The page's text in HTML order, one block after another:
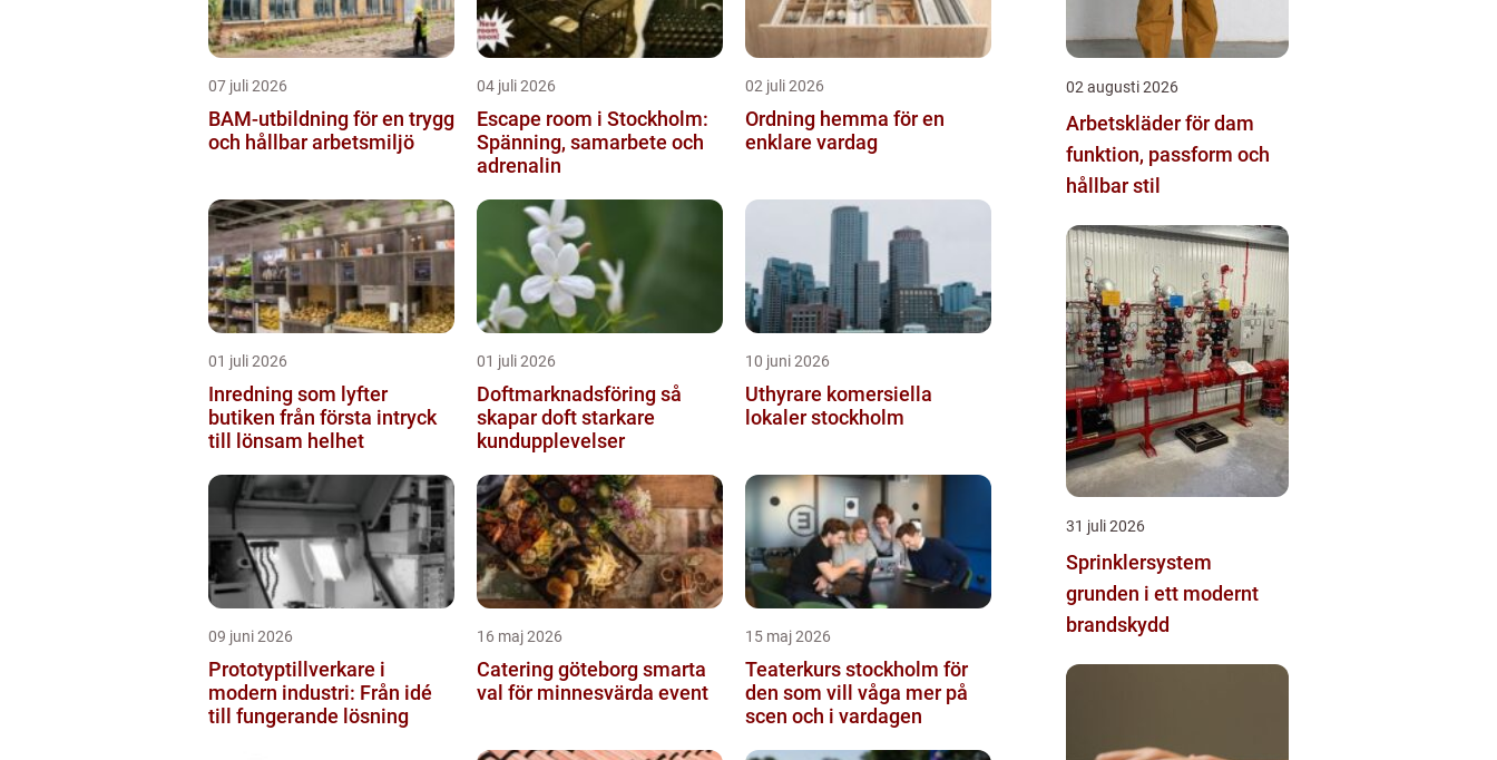
07 juli 2026
BAM-utbildning för en trygg
och hållbar arbetsmiljö
04 juli 2026
Escape room i Stockholm:
Spänning, samarbete och
adrenalin
02 juli 2026
Ordning hemma för en
enklare vardag
01 juli 2026
Inredning som lyfter
butiken från första intryck
till lönsam helhet
01 juli 2026
Doftmarknadsföring så
skapar doft starkare
kundupplevelser
10 juni 2026
Uthyrare komersiella
lokaler stockholm
09 juni 2026
Prototyptillverkare i
modern industri: Från idé
till fungerande lösning
16 maj 2026
Catering göteborg smarta
val för minnesvärda event
15 maj 2026
Teaterkurs stockholm för
den som vill våga mer på
scen och i vardagen
02 augusti 2026
Arbetskläder för dam
funktion, passform och
hållbar stil
31 juli 2026
Sprinklersystem
grunden i ett modernt
brandskydd